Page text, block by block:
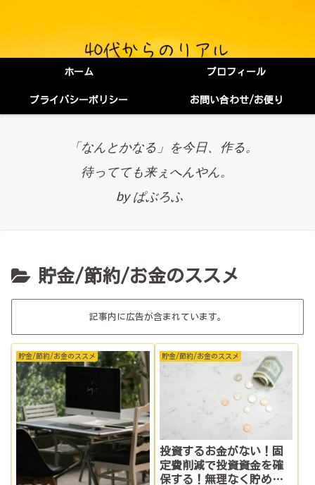
ホーム プロフィール
プライバシーポリシー お問い合わせ/お便り
「なんとかなる」を今日、作る。
待ってても来ぇへんやん。
by ぱぶろふ
貯金/節約/お金のススメ
記事内に広告が含まれています。
貯金/節約/お金のススメ 貯金/節約/お金のススメ
投資するお金がない！固
定費削減で投資資金を確
保する！無理なく貯める